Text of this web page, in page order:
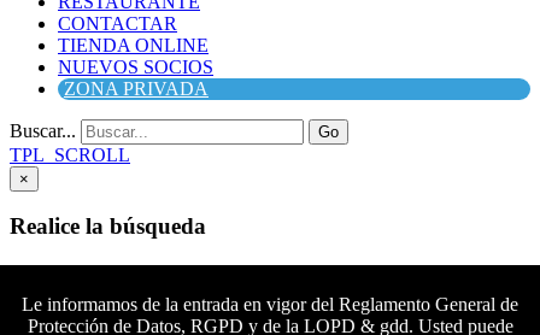
CONTACTAR
TIENDA ONLINE
NUEVOS SOCIOS
ZONA PRIVADA
Buscar... Go
TPL_SCROLL
×
Realice la búsqueda
Buscar
Le informamos de la entrada en vigor del Reglamento General de
Protección de Datos, RGPD y de la LOPD & gdd. Usted puede